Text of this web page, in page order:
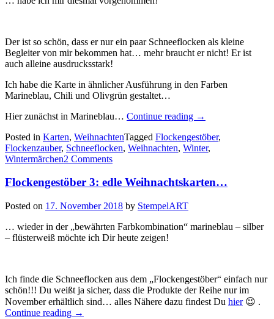
Der ist so schön, dass er nur ein paar Schneeflocken als kleine
Begleiter von mir bekommen hat… mehr braucht er nicht! Er ist
auch alleine ausdrucksstark!
Ich habe die Karte in ähnlicher Ausführung in den Farben
Marineblau, Chili und Olivgrün gestaltet…
Hier zunächst in Marineblau… Continue reading „Flockengestöber
Den
Weihnachtsbaum
Wintermärchen…“
→
Posted in Karten, WeihnachtenTagged Flockengestöber,
Flockenzauber, Schneeflocken, Weihnachten, Winter,
Wintermärchen2 Comments
Flockengestöber 3: edle Weihnachtskarten…
Posted on 17. November 2018 by StempelART
… wieder in der „bewährten Farbkombination“ marineblau – silber
– flüsterweiß möchte ich Dir heute zeigen!
Ich finde die Schneeflocken aus dem „Flockengestöber“ einfach nur
schön!!! Du weißt ja sicher, dass die Produkte der Reihe nur im
November erhältlich sind… alles Nähere dazu findest Du hier😉 .
Continue reading „Flockengestöber
→